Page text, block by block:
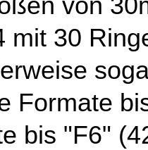
mit 30
Formate
bis "F6"